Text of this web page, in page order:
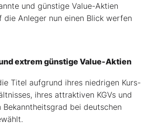
und günstige Value-Aktien
Anleger nun einen Blick werfen
extrem günstige Value-Aktien
Titel aufgrund ihres niedrigen Kurs-
ihres attraktiven KGVs und
Bekanntheitsgrad bei deutschen